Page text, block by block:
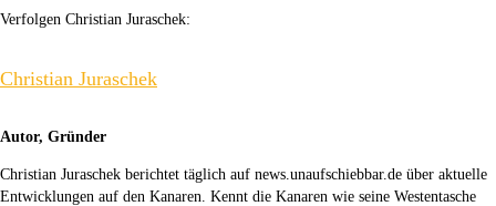
Verfolgen Christian Juraschek:
Christian Juraschek
Autor, Gründer
Christian Juraschek berichtet täglich auf news.unaufschiebbar.de über aktuelle
Entwicklungen auf den Kanaren. Kennt die Kanaren wie seine Westentasche